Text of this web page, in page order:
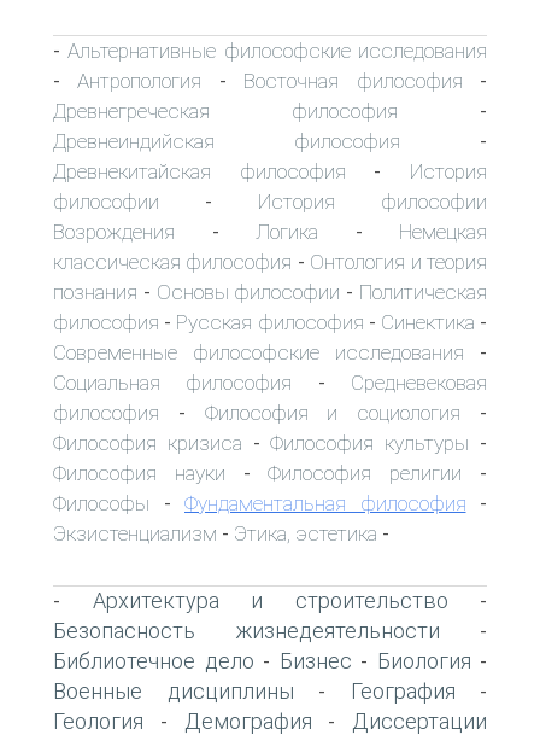
-Альтернативные философские исследования
-Антропология - Восточная философия -
Древнегреческая философия -
Древнеиндийская философия -
Древнекитайская философия - История
философии - История философии
Возрождения - Логика - Немецкая
классическая философия - Онтология и теория
познания - Основы философии - Политическая
философия - Русская философия - Синектика -
Современные философские исследования -
Социальная философия - Средневековая
философия - Философия и социология -
Философия кризиса -Философия культуры -
Философия науки -Философия религии -
Философы - Фундаментальная философия -
Экзистенциализм - Этика, эстетика -
- Архитектура и строительство -
Безопасность жизнедеятельности -
Библиотечное дело - Бизнес - Биология -
Военные дисциплины - География -
Геология - Демография -
Диссертации